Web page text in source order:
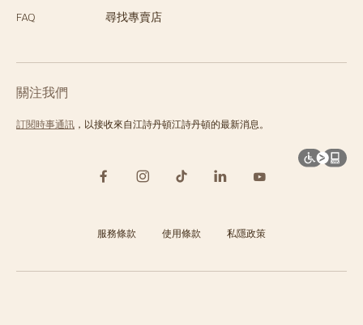
FAQ
尋找專賣店
關注我們
訂閱時事通訊 ，以接收來自江詩丹頓江詩丹頓的最新消息。
服務條款 使用條款 私隱政策